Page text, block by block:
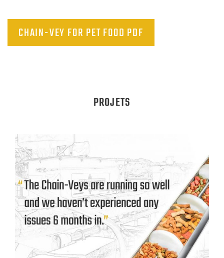
CHAIN-VEY FOR PET FOOD PDF
PROJETS